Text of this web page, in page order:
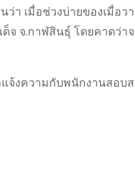
ว่า เมื่อช่วงบ่ายของเมื่
จ จ.กาฬสินธุ์ โดยคาด
จ้งความกับพนักงานสอ